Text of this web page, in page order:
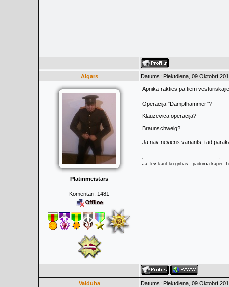
Aigars Datums: Piektdiena,
Platīnmeistars
Komentāri: 1481
Apnika rakties pa tiem
Operācija "Dampfhammer"?
Klauzevica operācija?
Braunschweig?
Ja nav neviens variants, tad
Ja Tev kaut ko gribās - padomā kāpēc
Valduha Datums: Piektdiena,